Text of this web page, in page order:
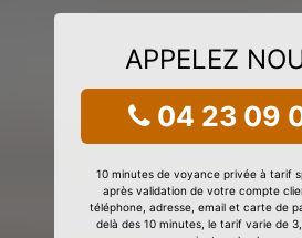
APPELEZ
04 23 09
10 minutes de voyance privée à tarif
après validation de votre compte
téléphone, adresse, email et carte de
delà des 10 minutes, le tarif varie de